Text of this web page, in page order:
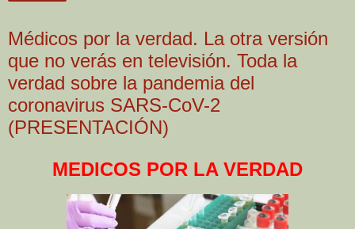
Médicos por la verdad. La otra versión
que no verás en televisión. Toda la
verdad sobre la pandemia del
coronavirus SARS-CoV-2
(PRESENTACIÓN)
MEDICOS POR LA VERDAD